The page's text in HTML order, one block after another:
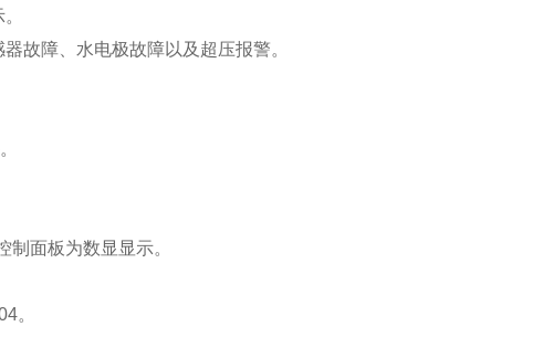
故障、水电极故障以及超压报警。
面板为数显显示。
。